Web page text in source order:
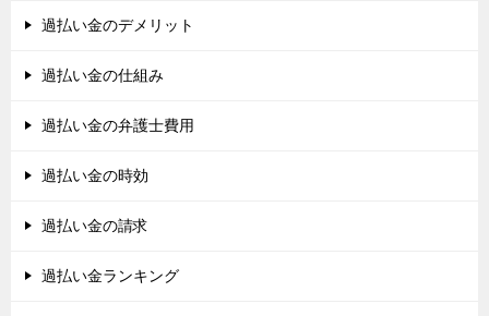
過払い金のデメリット
過払い金の仕組み
過払い金の弁護士費用
過払い金の時効
過払い金の請求
過払い金ランキング